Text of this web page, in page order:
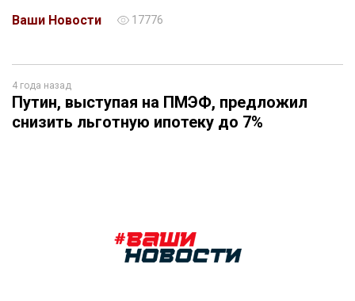
Ваши Новости
17776
4 года назад
Путин, выступая на ПМЭФ, предложил
снизить льготную ипотеку до 7%